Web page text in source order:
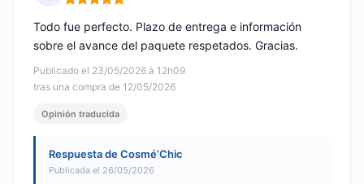
Nota: 5 de 5
Publicado el 23/05/2026 à 12h09
tras una compra de 12/05/2026
Todo fue perfecto. Plazo de entrega e información
sobre el avance del paquete respetados. Gracias.
Opinión traducida
Respuesta de Cosmé’Chic
Publicada el 26/05/2026